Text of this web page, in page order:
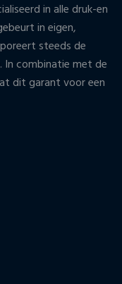
in alle druk-en
in eigen,
steeds de
combinatie met de
dit garant voor een